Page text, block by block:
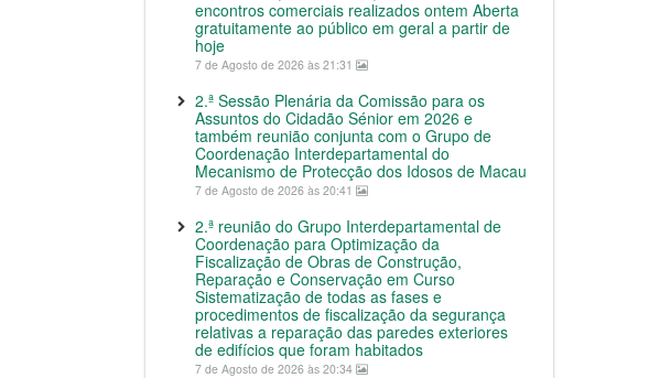
encontros comerciais realizados ontem Aberta
gratuitamente ao público em geral a partir de
hoje
7 de Agosto de 2026 às 21:31
2.ª Sessão Plenária da Comissão para os
Assuntos do Cidadão Sénior em 2026 e
também reunião conjunta com o Grupo de
Coordenação Interdepartamental do
Mecanismo de Protecção dos Idosos de Macau
7 de Agosto de 2026 às 20:41
2.ª reunião do Grupo Interdepartamental de
Coordenação para Optimização da
Fiscalização de Obras de Construção,
Reparação e Conservação em Curso
Sistematização de todas as fases e
procedimentos de fiscalização da segurança
relativas a reparação das paredes exteriores
de edifícios que foram habitados
7 de Agosto de 2026 às 20:34